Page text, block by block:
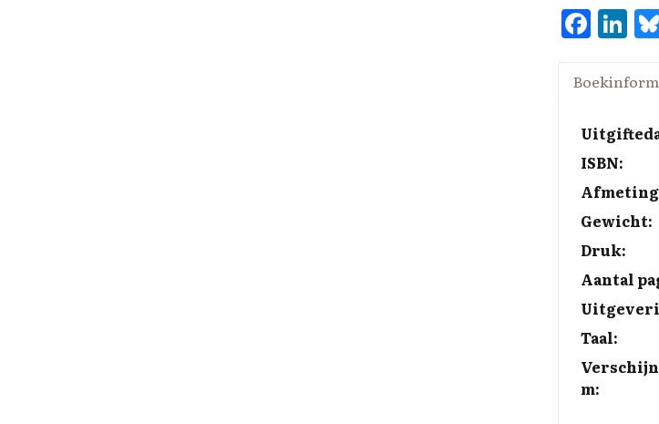
F
a
ce
o
o
k
Li
n
k
d
n
ISBN:
Gewicht:
Druk:
Aantal
Taal:
m: